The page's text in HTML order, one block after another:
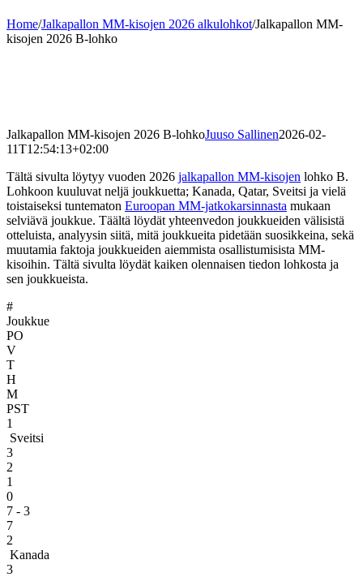
Home/Jalkapallon MM-kisojen 2026 alkulohkot/Jalkapallon MM-
kisojen 2026 B-lohko
Jalkapallon MM-kisojen 2026 B-lohkoJuuso Sallinen2026-02-
11T12:54:13+02:00
Tältä sivulta löytyy vuoden 2026 jalkapallon MM-kisojen lohko B.
Lohkoon kuuluvat neljä joukkuetta; Kanada, Qatar, Sveitsi ja vielä
toistaiseksi tuntematon Euroopan MM-jatkokarsinnasta mukaan
selviävä joukkue. Täältä löydät yhteenvedon joukkueiden välisistä
otteluista, analyysin siitä, mitä joukkueita pidetään suosikkeina, sekä
muutamia faktoja joukkueiden aiemmista osallistumisista MM-
kisoihin. Tältä sivulta löydät kaiken olennaisen tiedon lohkosta ja
sen joukkueista.
#
Joukkue
PO
V
T
H
M
PST
1
Sveitsi
3
2
1
0
7 - 3
7
2
Kanada
3